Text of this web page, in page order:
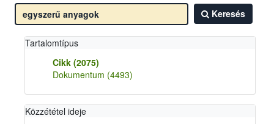
Keresés
Tartalomtípus
Cikk (2075)
Dokumentum (4493)
Közzététel ideje